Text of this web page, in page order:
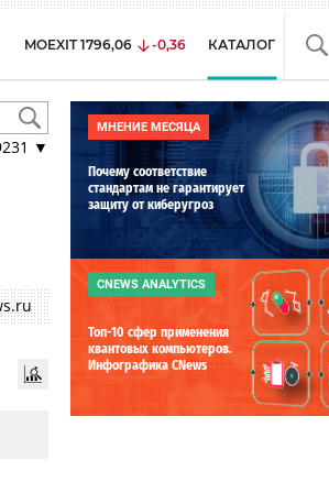
MOEXIT 1796,06 -0,36 КАТАЛОГ
▼
МНЕНИЕ МЕСЯЦА
Почему соответствие
стандартам не гарантирует
защиту от киберугроз
CNEWS ANALYTICS
Топ-10 сфер применения
квантовых компьютеров.
Инфографика CNews